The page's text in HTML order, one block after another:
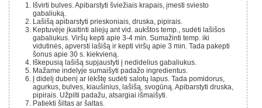
Išvirti bulves. Apibarstyti šviežiais krapais, įmesti sviesto
gabaliuką.
Lašišą apibarstyti prieskoniais, druska, pipirais.
Keptuvėje įkaitinti aliejų ant vid. aukštos temp., sudėti lašišos
gabaliukus. Viršų kepti apie 3-4 min. Sumažinti temp. iki
vidutinės, apversti lašišą ir kepti viršų apie 3 min. Tada pakepti
šonus apie 30 s. kiekvieną.
Iškepusią lašišą supjaustyti į nedidelius gabaliukus.
Mažame indelyje sumaišyti padažo ingredientus.
Į didelį dubenį ar lėkštę sudėti salotų lapus. Tada pomidorus,
agurkus, bulves, kiaušinius, lašišą, svogūną. Apibarstyti druska,
pipirais. Užpilti padažu, atsargiai išmaišyti.
Patiekti šiltas ar šaltas.